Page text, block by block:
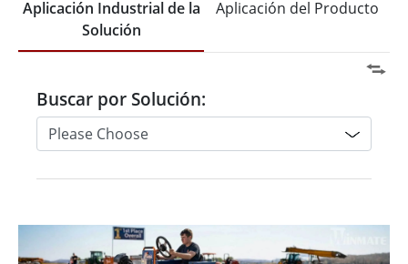
Aplicación Industrial de la
Solución
Aplicación del Producto
Buscar por Solución: